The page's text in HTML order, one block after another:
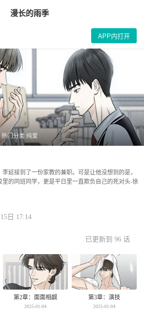
漫长的雨季
APP内打开
门分类 纯爱
延接到了一份家教的兼职。可是让他没想到的是，
里的同班同学，更是平日里一直欺负自己的死对头-徐
日 17:14
已更新到 96 话
第2章：面面相觑
2025-01-04
第3章：演技
2025-01-04